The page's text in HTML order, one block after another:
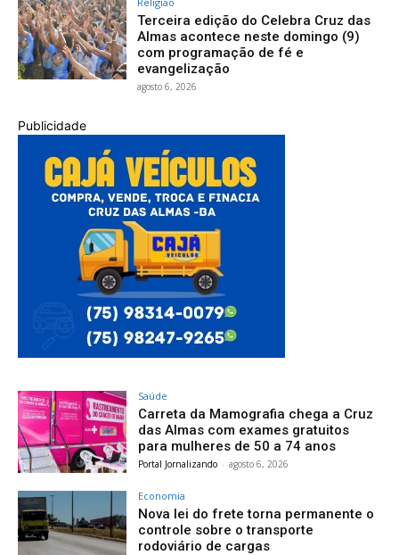
Terceira edição do Celebra Cruz das
Almas acontece neste domingo (9)
com programação de fé e
evangelização
agosto 6, 2026
Publicidade
Saúde
Carreta da Mamografia chega a Cruz
das Almas com exames gratuitos
para mulheres de 50 a 74 anos
Portal Jornalizando - agosto 6, 2026
Economia
Nova lei do frete torna permanente o
controle sobre o transporte
rodoviário de cargas